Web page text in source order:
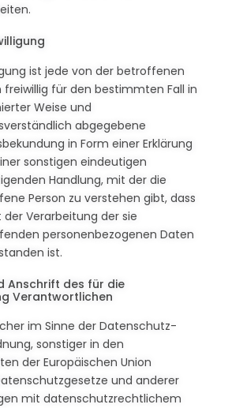
ist jede von der betroffenen
freiwillig für den bestimmten Fall in
Weise und
abgegebene
in Form einer Erklärung
sonstigen eindeutigen
Handlung, mit der die
Person zu verstehen gibt, dass
der Verarbeitung der sie
personenbezogenen Daten
ist.
Anschrift des für die
Verantwortlichen
im Sinne der Datenschutz-
sonstiger in den
der Europäischen Union
und anderer
mit datenschutzrechtlichem